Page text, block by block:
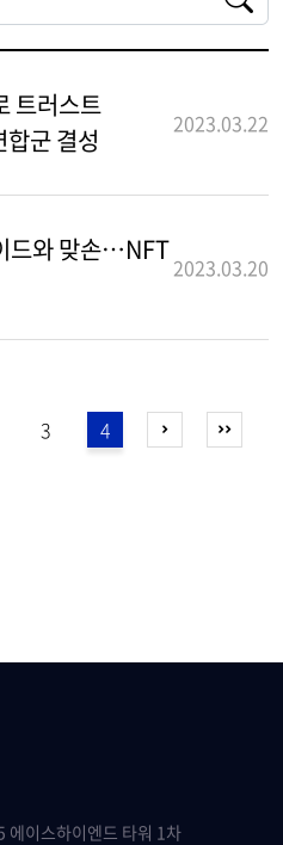
트러스트
군 결성
2023.03.22
드와 맞손…NFT
2023.03.20
3 4
에이스하이엔드 타워 1차